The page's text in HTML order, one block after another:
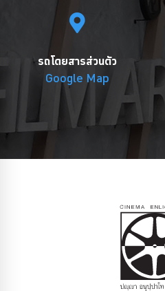
รถโดยสารส่วนตัว
Google Map